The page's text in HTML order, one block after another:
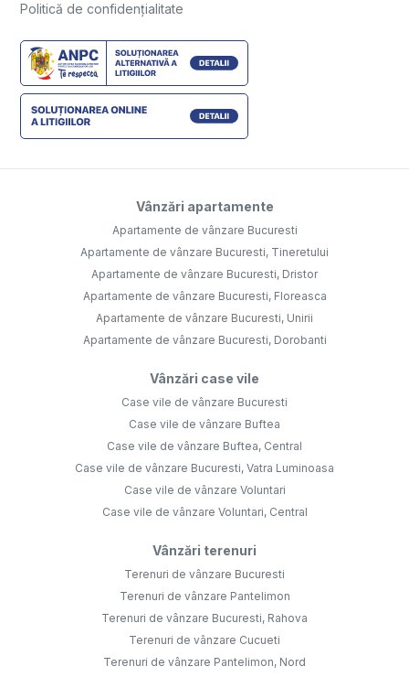
Politică de confidențialitate
Vânzări apartamente
Apartamente de vânzare Bucuresti
Apartamente de vânzare Bucuresti, Tineretului
Apartamente de vânzare Bucuresti, Dristor
Apartamente de vânzare Bucuresti, Floreasca
Apartamente de vânzare Bucuresti, Unirii
Apartamente de vânzare Bucuresti, Dorobanti
Vânzări case vile
Case vile de vânzare Bucuresti
Case vile de vânzare Buftea
Case vile de vânzare Buftea, Central
Case vile de vânzare Bucuresti, Vatra Luminoasa
Case vile de vânzare Voluntari
Case vile de vânzare Voluntari, Central
Vânzări terenuri
Terenuri de vânzare Bucuresti
Terenuri de vânzare Pantelimon
Terenuri de vânzare Bucuresti, Rahova
Terenuri de vânzare Cucueti
Terenuri de vânzare Pantelimon, Nord